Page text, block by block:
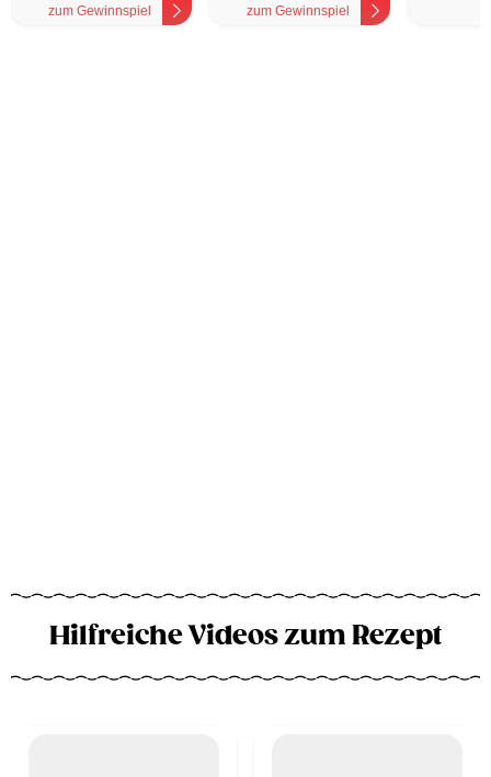
zum Gewinnspiel zum Gewinnspiel
Hilfreiche Videos zum Rezept